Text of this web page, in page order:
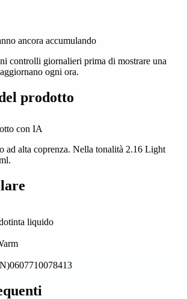
ancora accumulando
controlli giornalieri prima di mostrare una
ogni ora.
prodotto
con IA
ad alta coprenza. Nella tonalità 2.16 Light
liquido
0607710078413